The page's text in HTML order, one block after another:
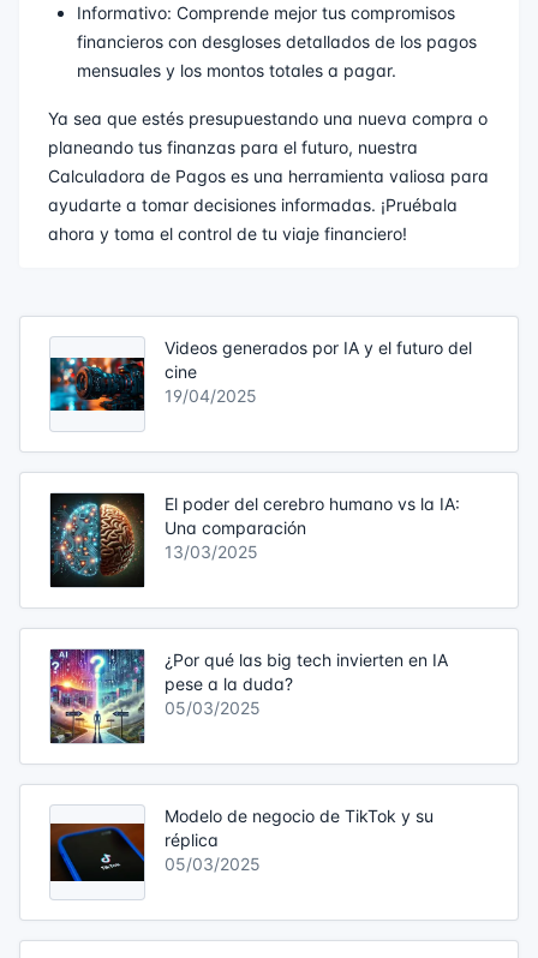
Informativo: Comprende mejor tus compromisos
financieros con desgloses detallados de los pagos
mensuales y los montos totales a pagar.
Ya sea que estés presupuestando una nueva compra o
planeando tus finanzas para el futuro, nuestra
Calculadora de Pagos es una herramienta valiosa para
ayudarte a tomar decisiones informadas. ¡Pruébala
ahora y toma el control de tu viaje financiero!
Videos generados por IA y el futuro del
cine
19/04/2025
El poder del cerebro humano vs la IA:
Una comparación
13/03/2025
¿Por qué las big tech invierten en IA
pese a la duda?
05/03/2025
Modelo de negocio de TikTok y su
réplica
05/03/2025